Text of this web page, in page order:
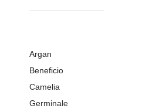
Argan
Beneficio
Camelia
Germinale